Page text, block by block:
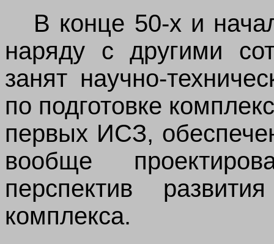
В конце 50-х и
наряду с другими
занят научно-
по подготовке
первых ИСЗ,
вообще
перспектив
комплекса.